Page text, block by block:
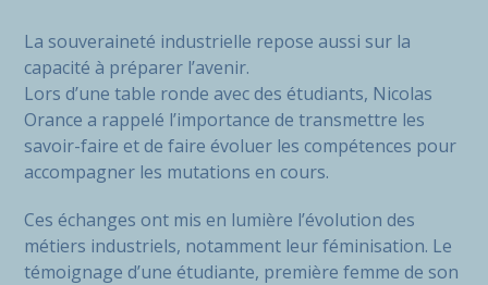
La souveraineté industrielle repose aussi sur la
capacité à préparer l’avenir.
Lors d’une table ronde avec des étudiants, Nicolas
Orance a rappelé l’importance de transmettre les
savoir-faire et de faire évoluer les compétences pour
accompagner les mutations en cours.
Ces échanges ont mis en lumière l’évolution des
métiers industriels, notamment leur féminisation. Le
témoignage d’une étudiante, première femme de son